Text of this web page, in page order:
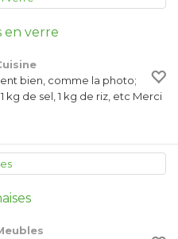
en verre
bien, comme la photo;
kg de sel, 1 kg de riz, etc Merci